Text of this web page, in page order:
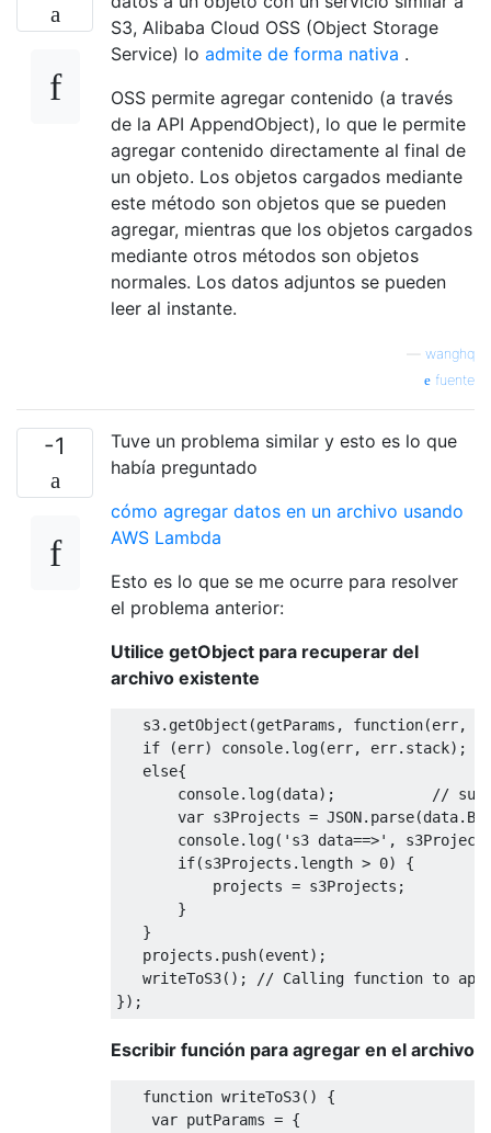
S3, Alibaba Cloud OSS (Object Storage
Service) lo admite de forma nativa .
OSS permite agregar contenido (a través
de la API AppendObject), lo que le permite
agregar contenido directamente al final de
un objeto. Los objetos cargados mediante
este método son objetos que se pueden
agregar, mientras que los objetos cargados
mediante otros métodos son objetos
normales. Los datos adjuntos se pueden
leer al instante.
wanghq
fuente
-1
Tuve un problema similar y esto es lo que
había preguntado
cómo agregar datos en un archivo usando
AWS Lambda
Esto es lo que se me ocurre para resolver
el problema anterior:
Utilice getObject para recuperar del
archivo existente
s3.getObject(getParams, function(err,
if (err) console.log(err, err.stack);
   else{
console.log(data);           //
var s3Projects =
console.log('s3 data==>',
       if(s3Projects.length > 0) {
           projects = s3Projects;
       }
   }
   projects.push(event);
writeToS3(); // Calling function to
Escribir función para agregar en el archivo
   function writeToS3() {
    var putParams = {